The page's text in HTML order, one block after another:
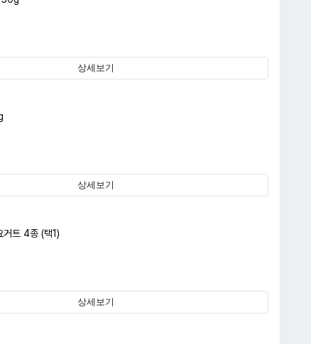
상세보기
상세보기
거트 4종 (택1)
상세보기